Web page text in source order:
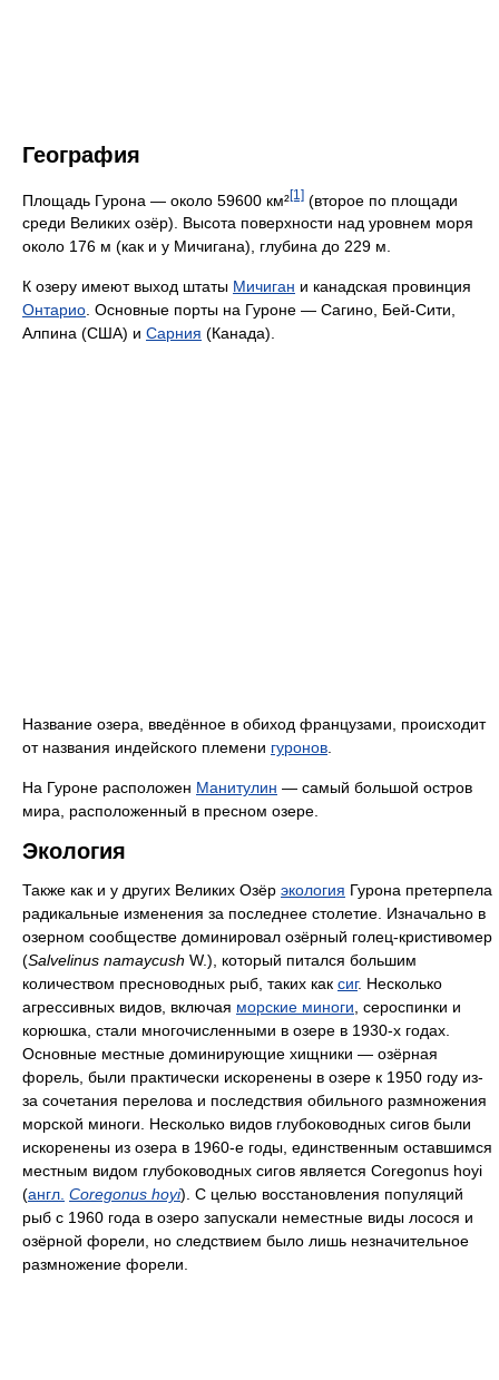
География
Площадь Гурона — около 59600 км²[1] (второе по площади
среди Великих озёр). Высота поверхности над уровнем моря
около 176 м (как и у Мичигана), глубина до 229 м.
К озеру имеют выход штаты Мичиган и канадская провинция
Онтарио. Основные порты на Гуроне — Сагино, Бей-Сити,
Алпина (США) и Сарния (Канада).
Название озера, введённое в обиход французами, происходит
от названия индейского племени гуронов.
На Гуроне расположен Манитулин — самый большой остров
мира, расположенный в пресном озере.
Экология
Также как и у других Великих Озёр экология Гурона претерпела
радикальные изменения за последнее столетие. Изначально в
озерном сообществе доминировал озёрный голец-кристивомер
(Salvelinus namaycush W.), который питался большим
количеством пресноводных рыб, таких как сиг. Несколько
агрессивных видов, включая морские миноги, сероспинки и
корюшка, стали многочисленными в озере в 1930-х годах.
Основные местные доминирующие хищники — озёрная
форель, были практически искоренены в озере к 1950 году из-
за сочетания перелова и последствия обильного размножения
морской миноги. Несколько видов глубоководных сигов были
искоренены из озера в 1960-е годы, единственным оставшимся
местным видом глубоководных сигов является Coregonus hoyi
(англ. Coregonus hoyi). С целью восстановления популяций
рыб с 1960 года в озеро запускали неместные виды лосося и
озёрной форели, но следствием было лишь незначительное
размножение форели.